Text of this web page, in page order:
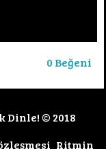
0 Beğeni
Dinle! © 2018
Ritmin